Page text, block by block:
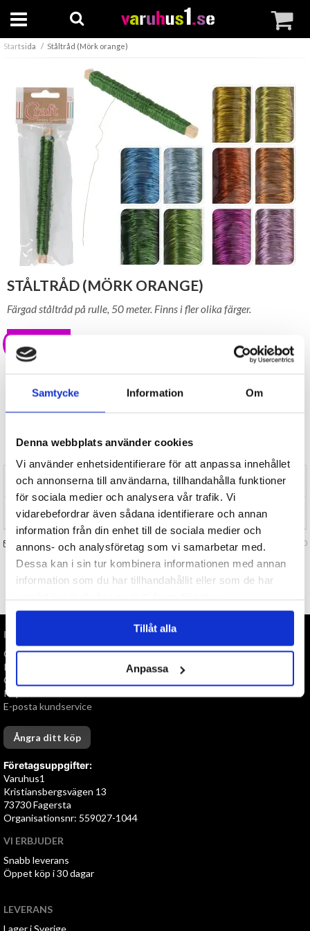
Samtycke Information Om
Denna webbplats använder cookies
Vi använder enhetsidentifierare för att anpassa innehållet
och annonserna till användarna, tillhandahålla funktioner
för sociala medier och analysera vår trafik. Vi
vidarebefordrar även sådana identifierare och annan
information från din enhet till de sociala medier och
annons- och analysföretag som vi samarbetar med.
Dessa kan i sin tur kombinera informationen med annan
information som du har tillhandahållit eller som de har
Tillåt alla
Anpassa
Startsida Ståltråd (Mörk orange)
STÅLTRÅD (MÖRK ORANGE)
Färgad ståltråd på rulle, 50 meter. Finns i fler olika färger.
20 kr
BEVAKA
Tillfälligt Slut
Preliminärt åter i lager: Okänt
RECENSIONER (0)
TIPSA
FRÅGA OSS OM VARAN Art. nr 126820
INFORMATION
Om oss
Personuppgiftspolicy
Cookies
Köpvillkor
E-posta kundservice
Ångra ditt köp
Företagsuppgifter:
Varuhus1
Kristiansbergsvägen 13
73730 Fagersta
Organisationsnr: 559027-1044
VI ERBJUDER
Snabb leverans
Öppet köp i 30 dagar
LEVERANS
Lager i Sverige